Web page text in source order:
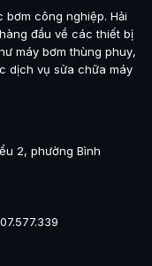
bơm công nghiệp. Hải
đầu về các thiết bị
máy bơm thùng phuy,
dịch vụ sửa chữa máy
2, phường Bình